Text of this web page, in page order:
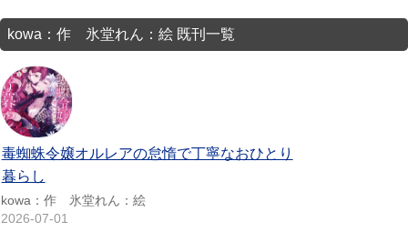
kowa：作 氷堂れん：絵 既刊一覧
毒蜘蛛令嬢オルレアの怠惰で丁寧なおひとり
暮らし
kowa：作 氷堂れん：絵
2026-07-01